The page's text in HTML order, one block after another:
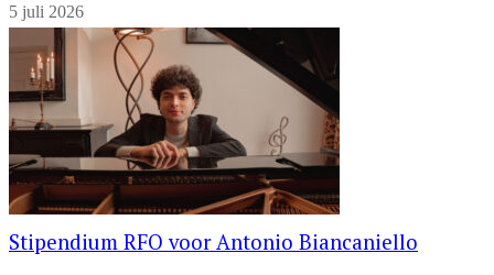
5 juli 2026
Stipendium RFO voor Antonio Biancaniello